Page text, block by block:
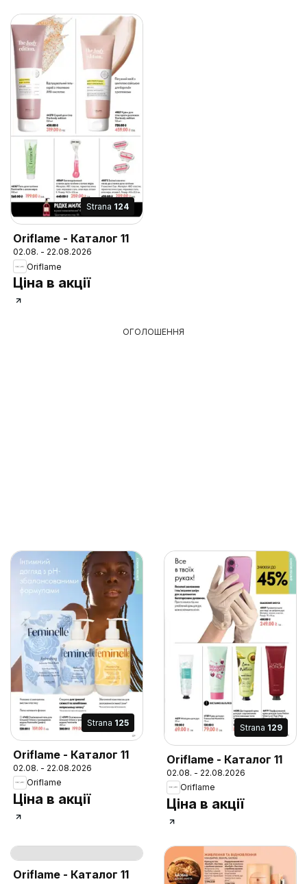
Strana 124
Oriflame - Каталог 11
02.08. - 22.08.2026
Oriflame
Ціна в акції
ОГОЛОШЕННЯ
Strana 125
Oriflame - Каталог 11
02.08. - 22.08.2026
Oriflame
Ціна в акції
Strana 129
Oriflame - Каталог 11
02.08. - 22.08.2026
Oriflame
Ціна в акції